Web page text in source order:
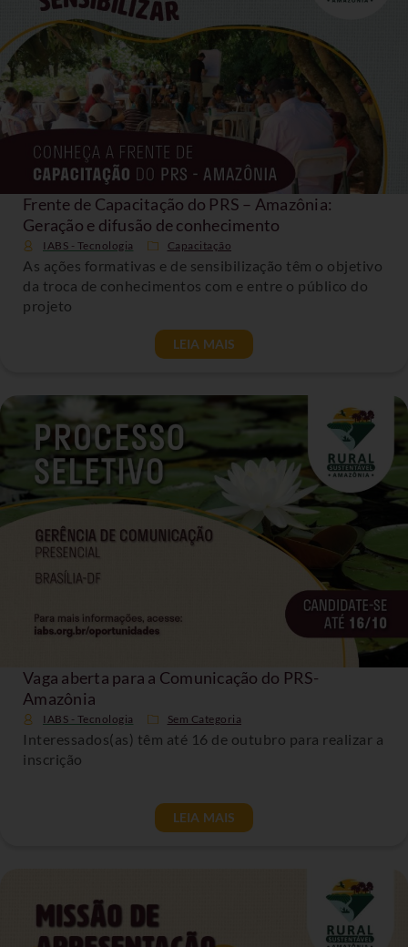
Frente de Capacitação do PRS – Amazônia:
Geração e difusão de conhecimento
IABS - Tecnologia Capacitação
As ações formativas e de sensibilização têm o objetivo
da troca de conhecimentos com e entre o público do
projeto
LEIA MAIS
Vaga aberta para a Comunicação do PRS-
Amazônia
IABS - Tecnologia Sem Categoria
Interessados(as) têm até 16 de outubro para realizar a
inscrição
LEIA MAIS